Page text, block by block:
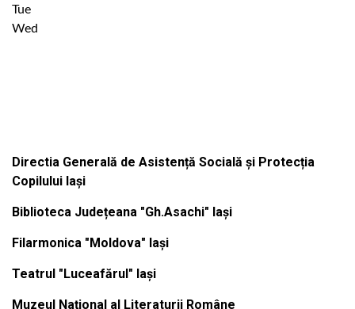
Tue
Wed
Directia Generală de Asistență Socială și Protecția
Copilului Iași
Biblioteca Județeana "Gh.Asachi" Iași
Filarmonica "Moldova" Iași
Teatrul "Luceafărul" Iași
Muzeul Național al Literaturii Române